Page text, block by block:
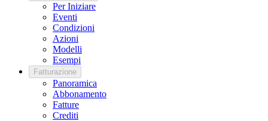
Per Iniziare
Eventi
Condizioni
Azioni
Modelli
Esempi
Fatturazione
Panoramica
Abbonamento
Fatture
Crediti